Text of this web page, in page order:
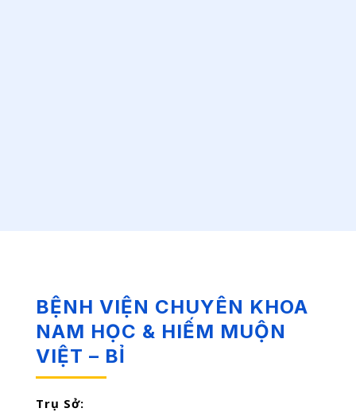
BỆNH VIỆN CHUYÊN KHOA
NAM HỌC & HIẾM MUỘN
VIỆT – BỈ
Trụ Sở: